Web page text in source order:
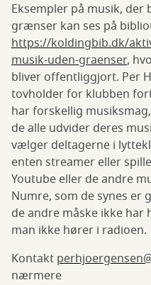
Eksempler på musik, der
grænser kan ses på
https://koldingbib.dk/
musik-uden-graenser,
bliver offentliggjort. Per
tovholder for klubben
har forskellig
de alle udvider deres
vælger deltagerne i
enten streamer eller
Youtube eller de andre
Numre, som de synes er
de andre måske ikke
man ikke hører i radioen.
Kontakt
nærmere